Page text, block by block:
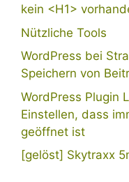
kein <H1>
Nützliche Tools
WordPress bei
Speichern von
WordPress Plugin
Einstellen, dass
geöffnet ist
[gelöst] Skytraxx